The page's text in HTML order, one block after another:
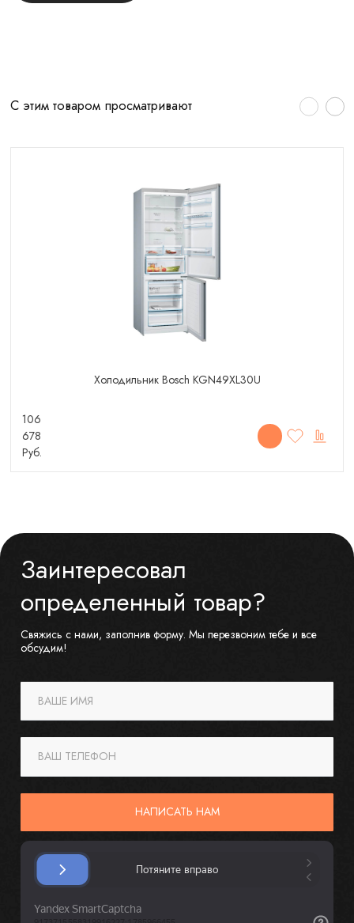
С этим товаром просматривают
Холодильник Bosch KGN49XL30U
106
678
Руб.
Заинтересовал
определенный товар?
Свяжись с нами, заполнив форму. Мы перезвоним тебе и все
обсудим!
ВАШЕ ИМЯ
ВАШ ТЕЛЕФОН
НАПИСАТЬ НАМ